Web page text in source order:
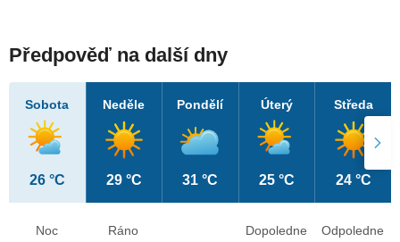
Předpověď na další dny
Sobota
26 °C
Neděle
29 °C
Pondělí
31 °C
Úterý
25 °C
Středa
24 °C
Noc
Ráno
Dopoledne
Odpoledne